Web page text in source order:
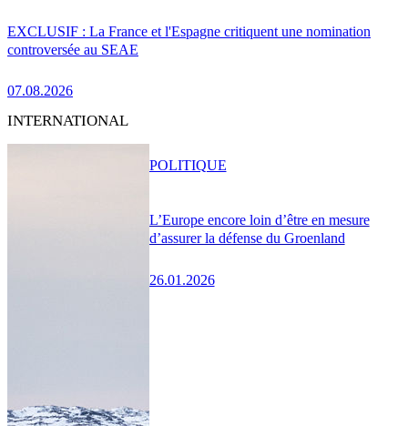
EXCLUSIF : La France et l'Espagne critiquent une nomination
controversée au SEAE
07.08.2026
INTERNATIONAL
L’Europe encore loin d’être en mesure
d’assurer la défense du Groenland
26.01.2026
POLITIQUE